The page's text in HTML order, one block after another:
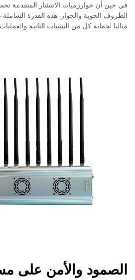
في حين أن خوارزميات الانتشار المتقدمة
الظروف الجوية والجوار. هذه القدرة الشاملة
مثاليا لحماية كل من التثبيتات الثابتة
الصمود والأمن